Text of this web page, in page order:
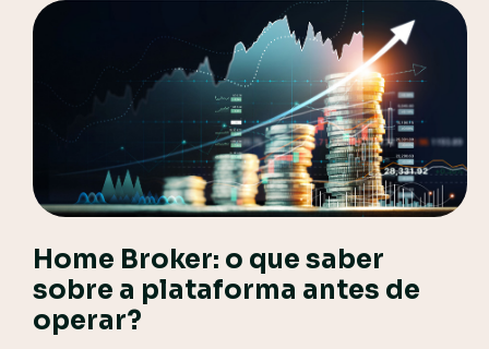
Home Broker: o que saber
sobre a plataforma antes de
operar?